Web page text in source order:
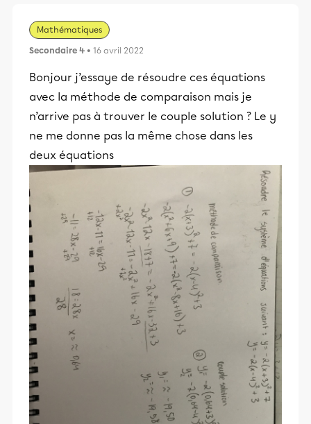
Mathématiques
Secondaire 4 • 16 avril 2022
Bonjour j’essaye de résoudre ces équations
avec la méthode de comparaison mais je
n’arrive pas à trouver le couple solution ? Le y
ne me donne pas la même chose dans les
deux équations